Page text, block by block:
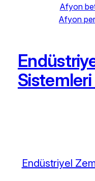
Afyon
Afyon
Endüstriyel